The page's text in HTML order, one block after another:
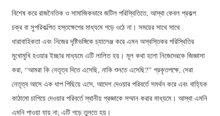
বিশেষ করে রাজনৈতিক ও সামাজিকভাবে জটিল পরিস্থিতিতে, আস্থা কেবল প্রকল্প
চক্র বা সুপরিকল্পিত হস্তক্ষেপের মাধ্যমে গড়ে ওঠে না। সময়ের সাথে সাথে
ধারাবাহিকতা এবং নিজের দৃষ্টিভঙ্গিকে চ্যালেঞ্জ করে এমন অস্বস্তিকর পরিস্থিতির
মুখোমুখি হওয়ার ইচ্ছার মাধ্যমে এটি লালিত হয়। মূল কথা হলো নিজেদেরকে জিজ্ঞাসা
করা, “আমরা কি নেতৃত্ব দিতে এসেছি, নাকি শুনতে এসেছি?” প্রকৃতপক্ষে, সেরা
নেতৃত্ব আসে এক ধাপ পিছিয়ে এসে, আদেশ দেওয়ার পরিবর্তে সমর্থন করে এবং বাহ্যিক
কাঠামো চাপিয়ে দেওয়ার পরিবর্তে স্থানীয় প্রজ্ঞাকে সম্মান করার মাধ্যমে। আস্থা এমনি
এমনি পাওয়া যায় না; এটি গড়ে তুলতে হয়।